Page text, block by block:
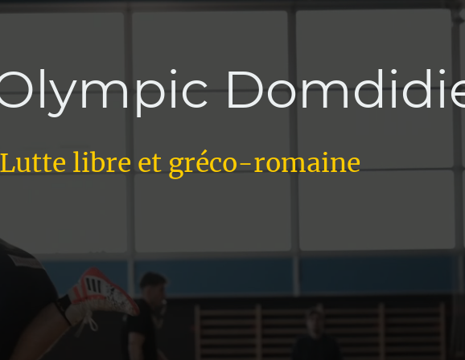
Lutte libre et gréco-romaine